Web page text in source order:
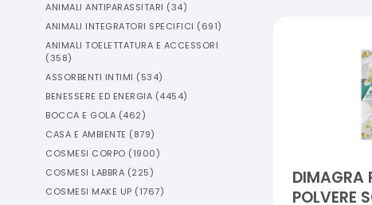
ANIMALI ANTIPARASSITARI (34)
ANIMALI INTEGRATORI SPECIFICI (691)
ANIMALI TOELETTATURA E ACCESSORI
(358)
ASSORBENTI INTIMI (534)
BENESSERE ED ENERGIA (4454)
BOCCA E GOLA (462)
CASA E AMBIENTE (879)
COSMESI CORPO (1900)
COSMESI LABBRA (225)
COSMESI MAKE UP (1767)
DIMAGRA
POLVERE